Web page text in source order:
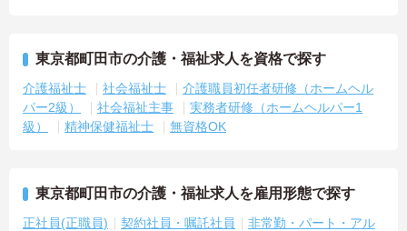
東京都町田市の介護・福祉求人を資格で探す
介護福祉士 社会福祉士
介護職員初任者研修（ホームヘル
パー2級）
社会福祉主事
実務者研修（ホームヘルパー1
級）
精神保健福祉士 無資格OK
東京都町田市の介護・福祉求人を雇用形態で探す
正社員(正職員) 契約社員・嘱託社員
非常勤・パート・アル